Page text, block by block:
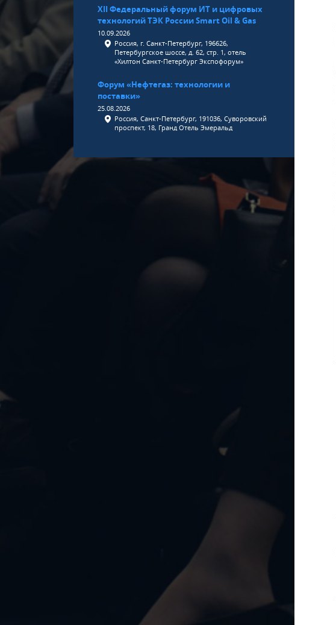
XII Федеральный форум ИТ и цифровых
технологий ТЭК России Smart Oil & Gas
10.09.2026
Россия, г. Санкт-Петербург, 196626,
Петербургское шоссе, д. 62, стр. 1, отель
«Хилтон Санкт-Петербург Экспофорум»
Форум «Нефтегаз: технологии и
поставки»
25.08.2026
Россия, Санкт-Петербург, 191036, Суворовский
проспект, 18, Гранд Отель Эмеральд